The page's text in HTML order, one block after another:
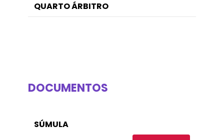
QUARTO ÁRBITRO
DOCUMENTOS
SÚMULA